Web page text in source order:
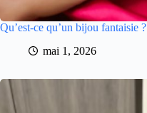
Qu’est-ce qu’un bijou fantaisie ?
mai 1, 2026